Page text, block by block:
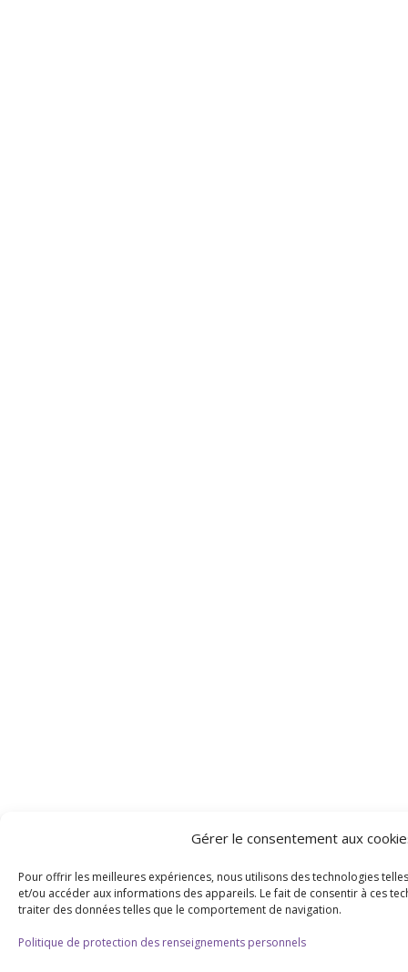
Gérer le consentement aux
Pour offrir les meilleures expériences, nous utilisons des technologies
et/ou accéder aux informations des appareils. Le fait de consentir à ces
traiter des données telles que le comportement de navigation.
Politique de protection des renseignements personnels